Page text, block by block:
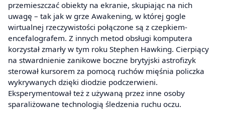
przemieszczać obiekty na ekranie, skupiając na nich
uwagę – tak jak w grze Awakening, w której gogle
wirtualnej rzeczywistości połączone są z czepkiem-
encefalografem. Z innych metod obsługi komputera
korzystał zmarły w tym roku Stephen Hawking. Cierpiący
na stwardnienie zanikowe boczne brytyjski astrofizyk
sterował kursorem za pomocą ruchów mięśnia policzka
wykrywanych dzięki diodzie podczerwieni.
Eksperymentował też z używaną przez inne osoby
sparaliżowane technologią śledzenia ruchu oczu.